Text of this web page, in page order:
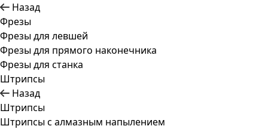
Назад
Фрезы
Фрезы для левшей
Фрезы для прямого наконечника
Фрезы для станка
Штрипсы
Назад
Штрипсы
Штрипсы c алмазным напылением